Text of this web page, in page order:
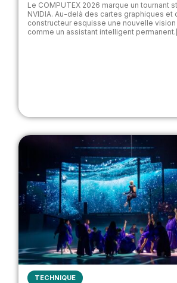
Le COMPUTEX 2026 marque un tournant
NVIDIA. Au-delà des cartes graphiques et
constructeur esquisse une nouvelle vision
comme un assistant intelligent
TECHNIQUE